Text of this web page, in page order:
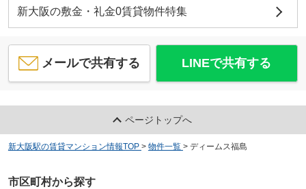
ココカラファイン ウィステ野田店
新大阪の敷金・礼金0賃貸物件特集
メールで共有する LINEで共有する
ページトップへ
新大阪駅の賃貸マンション情報TOP > 物件一覧 > ディームス福島
市区町村から探す